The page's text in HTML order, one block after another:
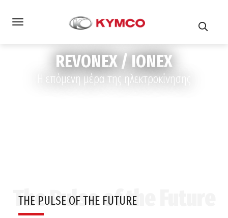
REVONEX / IONEX
Η επόμενη μέρα της ηλεκτροκίνησης
THE PULSE OF THE FUTURE